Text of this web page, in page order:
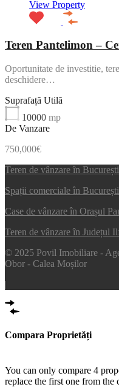
View Property
Teren Pantelimon –
Oportunitate de investitie,
deschidere…
Suprafață Utilă
10000 mp
De Vanzare
750,000€
Teren de vânzare în București
Spații comerciale în București
Case de vânzare în Orașul
Teren de vânzare în Județul
© 2025 Povil Imobiliare -
Obor - Calea Moșilor
|
Compara Proprietăți
You can only compare 4
replace the first one from the